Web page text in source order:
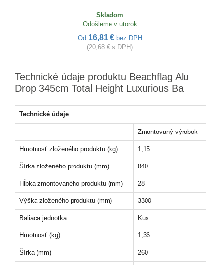
Skladom
Odošleme v utorok
Od 16,81 € bez DPH
(20,68 € s DPH)
Technické údaje produktu Beachflag Alu
Drop 345cm Total Height Luxurious Ba
Technické údaje
Zmontovaný výrobok
Hmotnosť zloženého produktu (kg) 1,15
Šírka zloženého produktu (mm) 840
Hĺbka zmontovaného produktu (mm) 28
Výška zloženého produktu (mm) 3300
Baliaca jednotka Kus
Hmotnosť (kg) 1,36
Šírka (mm) 260